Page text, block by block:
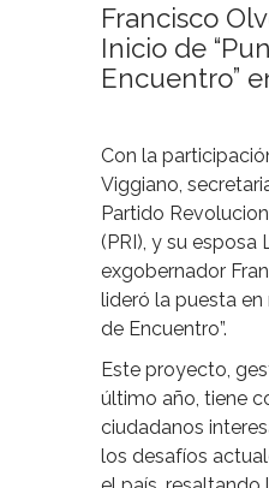
Francisco
Inicio de
Encuentro”
Con la
Viggiano,
Partido
(PRI), y su esposa
exgobernador
lideró la puesta en
de Encuentro”.
Este proyecto,
último año, tiene
ciudadanos
los desafíos